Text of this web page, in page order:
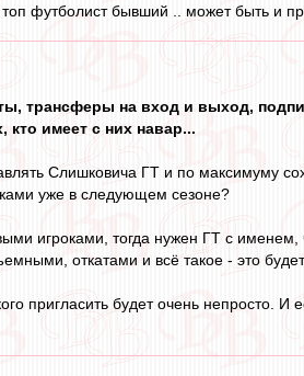
футболист бывший .. может быть и
трансферы на вход и выход,
имеет с них навар...
Слишковича ГТ и по максимуму
уже в следующем сезоне?
игроками, тогда нужен ГТ с
откатами и всё такое - это
пригласить будет очень непросто. И